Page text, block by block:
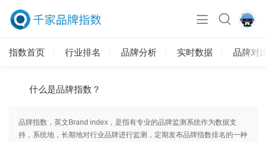
指数首页 行业排名 品牌分析 实时数据 品牌对
什么是品牌指数？
品牌指数，英文Brand index，是指有专业的品牌监测系统作为数据支
持，系统地，长期地对行业品牌进行监测，定期发布品牌指数排名的一种